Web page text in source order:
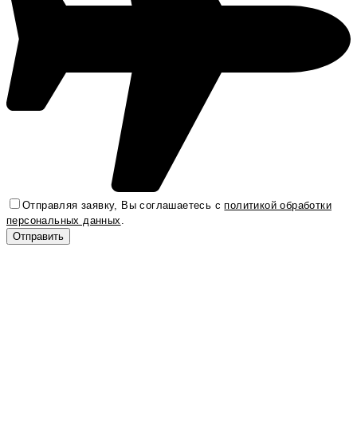
Отправляя заявку, Вы соглашаетесь сполитикой обработки
персональных данных.